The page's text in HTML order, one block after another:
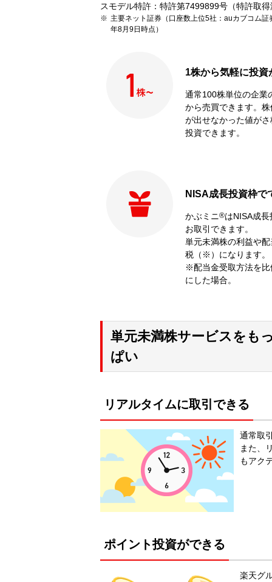
スモデル特許：特許第7499899号（特許取
主要ネット証券（口座数上位5社：auカブコム
年8月9日時点）
1株から気軽に投資
通常100株単位の企業
から売買できます。
が出せなかった値が
投資できます。
NISA成長投資枠で
かぶミニ®はNISA成
お取引できます。
単元未満株の利益や
税（※）になります。
※配当金受取方法を比
にした場合。
単元未満株サービスをも
ぱい
リアルタイムに取引できる
通常取
また、
もアク
ポイント投資ができる
楽天グ